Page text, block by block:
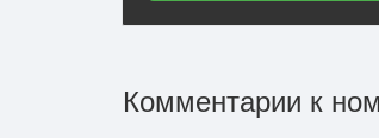
Комментарии к